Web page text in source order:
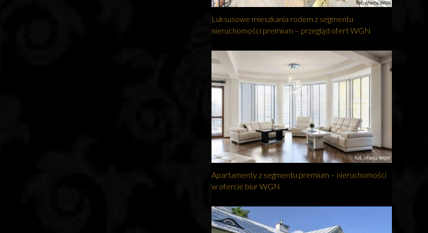
Luksusowe mieszkania rodem z segmentu
nieruchomości premium – przegląd ofert WGN
Apartamenty z segmentu premium – nieruchomości
w ofercie biur WGN